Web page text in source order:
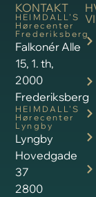
KONTAKT
HEIMDALL’S
Hørecenter
Frederiksberg
Falkonér Alle
15, 1. th,
2000
Frederiksberg
HEIMDALL’S
Hørecenter
Lyngby
Lyngby
Hovedgade
37
2800